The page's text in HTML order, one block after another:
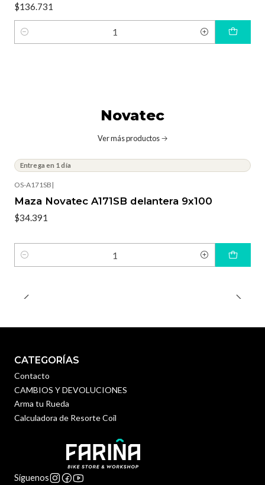
$136.731
Cantidad
Novatec
Ver más productos
Entrega en 1 día
OS-A171SB |
Maza Novatec A171SB delantera 9x100
$34.391
Cantidad
CATEGORÍAS
Contacto
CAMBIOS Y DEVOLUCIONES
Arma tu Rueda
Calculadora de Resorte Coil
Síguenos